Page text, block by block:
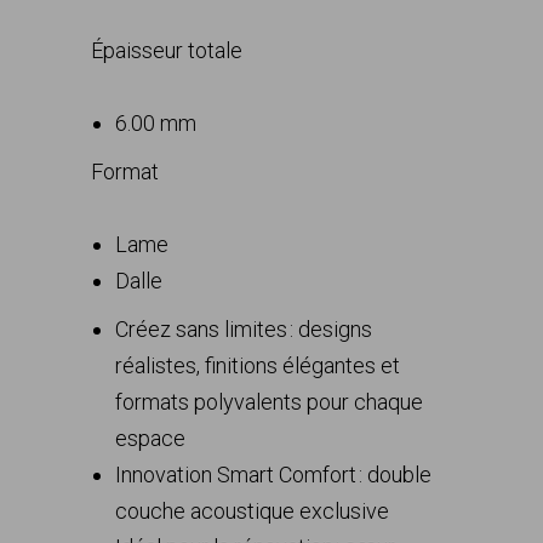
Épaisseur totale
6.00 mm
Format
Lame
Dalle
Créez sans limites : designs
réalistes, finitions élégantes et
formats polyvalents pour chaque
espace
Innovation Smart Comfort : double
couche acoustique exclusive